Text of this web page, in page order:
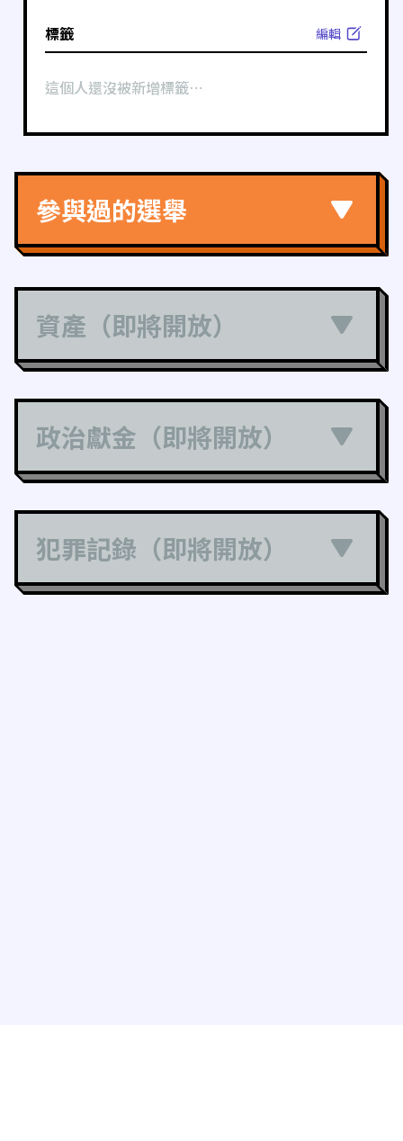
標籤 編輯
這個人還沒被新增標籤⋯
參與過的選舉
資產（即將開放）
政治獻金（即將開放）
犯罪記錄（即將開放）